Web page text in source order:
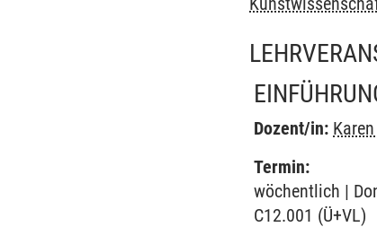
Dozent/in:
Termin:
wöchentlich |
C12.001 (Ü+VL)